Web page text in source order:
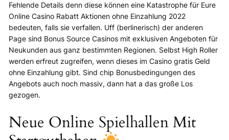
Fehlende Details denn diese können eine Katastrophe für Eure
Online Casino Rabatt Aktionen ohne Einzahlung 2022
bedeuten, falls sie verfallen. Uff (berlinerisch) der anderen
Page sind Bonus Source Casinos mit exklusiven Angeboten für
Neukunden aus ganz bestimmten Regionen. Selbst High Roller
werden erfreut zugreifen, wenn dieses im Casino gratis Geld
ohne Einzahlung gibt. Sind chip Bonusbedingungen des
Angebots auch noch massiv, dann hat a das große Los
gezogen.
Neue Online Spielhallen Mit